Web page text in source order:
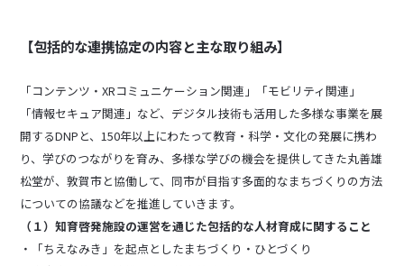
【包括的な連携協定の内容と主な取り組み】
「コンテンツ・XRコミュニケーション関連」「モビリティ関連」
「情報セキュア関連」など、デジタル技術も活用した多様な事業を展
開するDNPと、150年以上にわたって教育・科学・文化の発展に携わ
り、学びのつながりを育み、多様な学びの機会を提供してきた丸善雄
松堂が、敦賀市と協働して、同市が目指す多面的なまちづくりの方法
についての協議などを推進していきます。
（１）知育啓発施設の運営を通じた包括的な人材育成に関すること
・「ちえなみき」を起点としたまちづくり・ひとづくり